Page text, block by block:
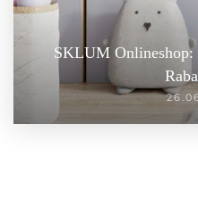
SKLUM Onlineshop: